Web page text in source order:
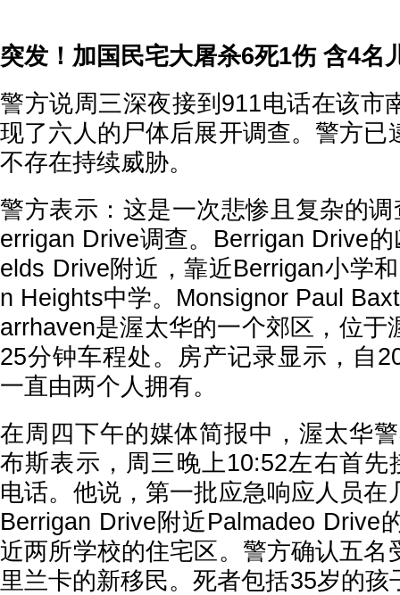
突发！加国民宅大屠杀6死1伤 含4名
警方说周三深夜接到911电话在该市
现了六人的尸体后展开调查。警方已
不存在持续威胁。
警方表示：这是一次悲惨且复杂的
errigan Drive调查。Berrigan Drive
elds Drive附近，靠近Berrigan小学
n Heights中学。Monsignor Paul
arrhaven是渥太华的一个郊区，位于
25分钟车程处。房产记录显示，自
一直由两个人拥有。
在周四下午的媒体简报中，渥太华
布斯表示，周三晚上10:52左右首先
电话。他说，第一批应急响应人员在
Berrigan Drive附近Palmadeo Drive
近两所学校的住宅区。警方确认五名
里兰卡的新移民。死者包括35岁的孩